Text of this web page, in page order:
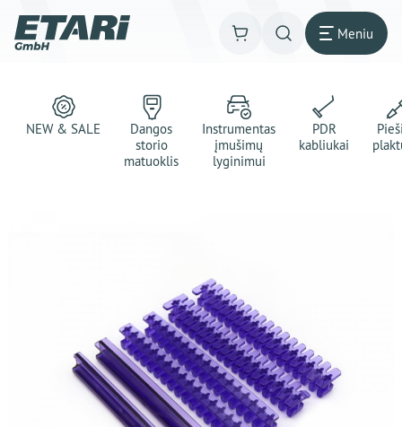
Meniu
NEW & SALE
Dangos
storio
matuoklis
Instrumentas
įmušimų
lyginimui
PDR
kabliukai